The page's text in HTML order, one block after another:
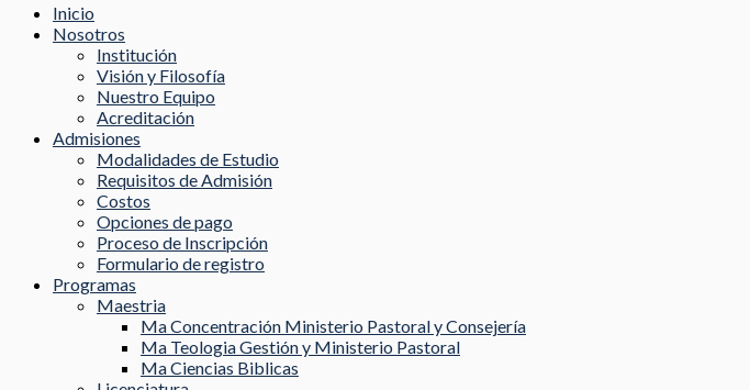
Inicio
Nosotros
Institución
Visión y Filosofía
Nuestro Equipo
Acreditación
Admisiones
Modalidades de Estudio
Requisitos de Admisión
Costos
Opciones de pago
Proceso de Inscripción
Formulario de registro
Programas
Maestria
Ma Concentración Ministerio Pastoral y Consejería
Ma Teologia Gestión y Ministerio Pastoral
Ma Ciencias Biblicas